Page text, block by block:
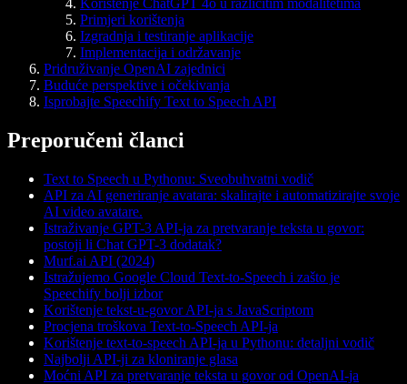
Korištenje ChatGPT 4o u različitim modalitetima
Primjeri korištenja
Izgradnja i testiranje aplikacije
Implementacija i održavanje
Pridruživanje OpenAI zajednici
Buduće perspektive i očekivanja
Isprobajte Speechify Text to Speech API
Preporučeni članci
Text to Speech u Pythonu: Sveobuhvatni vodič
API za AI generiranje avatara: skalirajte i automatizirajte svoje
AI video avatare.
Istraživanje GPT-3 API-ja za pretvaranje teksta u govor:
postoji li Chat GPT-3 dodatak?
Murf.ai API (2024)
Istražujemo Google Cloud Text-to-Speech i zašto je
Speechify bolji izbor
Korištenje tekst-u-govor API-ja s JavaScriptom
Procjena troškova Text-to-Speech API-ja
Korištenje text-to-speech API-ja u Pythonu: detaljni vodič
Najbolji API-ji za kloniranje glasa
Moćni API za pretvaranje teksta u govor od OpenAI-ja